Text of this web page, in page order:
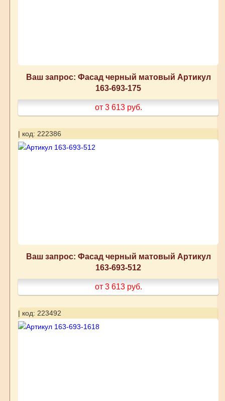
Ваш запрос: Фасад черный матовый Артикул
163-693-175
от 3 613 руб.
| код: 222386
Ваш запрос: Фасад черный матовый Артикул
163-693-512
от 3 613 руб.
| код: 223492